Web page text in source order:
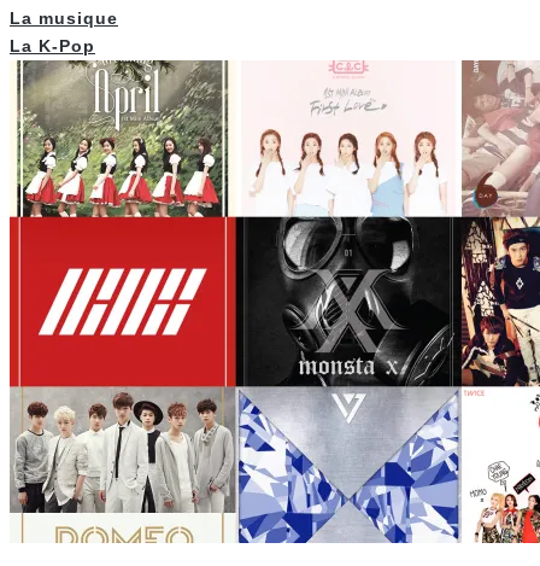
La musique
La K-Pop